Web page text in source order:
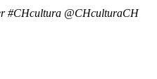
#CHcultura @CHculturaCH